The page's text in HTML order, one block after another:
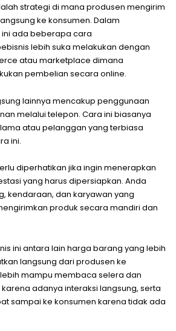
strategi di mana produsen mengirim
ke konsumen. Dalam
ada beberapa cara
lebih suka melakukan dengan
atau marketplace dimana
pembelian secara online.
lainnya mencakup penggunaan
melalui telepon. Cara ini biasanya
atau pelanggan yang terbiasa
ini.
diperhatikan jika ingin menerapkan
yang harus dipersiapkan. Anda
kendaraan, dan karyawan yang
produk secara mandiri dan
ini antara lain harga barang yang lebih
langsung dari produsen ke
mampu membaca selera dan
adanya interaksi langsung, serta
sampai ke konsumen karena tidak ada